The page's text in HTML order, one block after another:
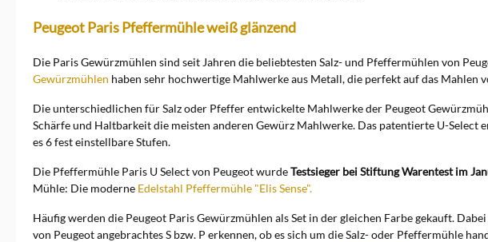
Peugeot Paris Pfeffermühle weiß glänzend
Die Paris Gewürzmühlen sind seit Jahren die beliebtesten Salz- und Pfeffermühlen von
Gewürzmühlen haben sehr hochwertige Mahlwerke aus Metall, die perfekt auf das Mahlen
Die unterschiedlichen für Salz oder Pfeffer entwickelte Mahlwerke der Peugeot
Schärfe und Haltbarkeit die meisten anderen Gewürz Mahlwerke. Das patentierte U-
es 6 fest einstellbare Stufen.
Die Pfeffermühle Paris U Select von Peugeot wurdeTestsieger bei Stiftung Warentest im
Mühle: Die moderne Edelstahl Pfeffermühle "Elis Sense".
Häufig werden die Peugeot Paris Gewürzmühlen als Set in der gleichen Farbe gekauft.
von Peugeot angebrachtes S bzw. P erkennen, ob es sich um die Salz- oder Pfeffermühle